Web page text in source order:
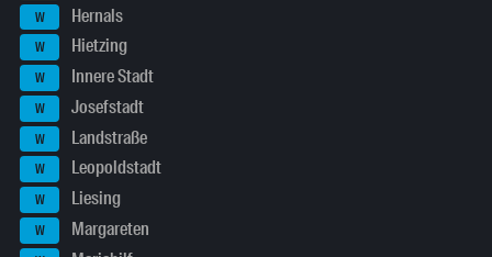
W Hernals
W Hietzing
W Innere Stadt
W Josefstadt
W Landstraße
W Leopoldstadt
W Liesing
W Margareten